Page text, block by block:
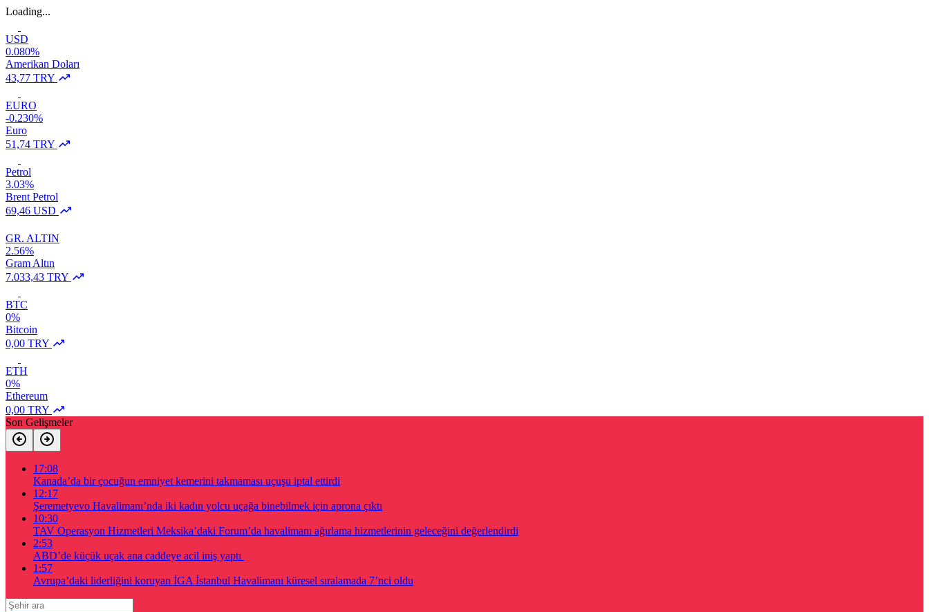
Loading...
USD
0.080%
Amerikan Doları
43,77 TRY
EURO
-0.230%
Euro
51,74 TRY
Petrol
3.03%
Brent Petrol
69,46 USD
GR. ALTIN
2.56%
Gram Altın
7.033,43 TRY
BTC
0%
Bitcoin
0,00 TRY
ETH
0%
Ethereum
0,00 TRY
Son Gelişmeler
17:08
Kanada’da bir çocuğun emniyet kemerini takmaması uçuşu iptal ettirdi
12:17
Şeremetyevo Havalimanı’nda iki kadın yolcu uçağa binebilmek için aprona çıktı
10:30
TAV Operasyon Hizmetleri Meksika’daki Forum’da havalimanı ağırlama hizmetlerinin geleceğini değerlendirdi
2:53
ABD’de küçük uçak ana caddeye acil iniş yaptı
1:57
Avrupa’daki liderliğini koruyan İGA İstanbul Havalimanı küresel sıralamada 7’nci oldu